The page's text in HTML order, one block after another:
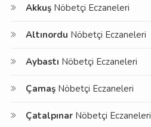
Akkuş Nöbetçi Eczaneleri
Altınordu Nöbetçi Eczaneleri
Aybastı Nöbetçi Eczaneleri
Çamaş Nöbetçi Eczaneleri
Çatalpınar Nöbetçi Eczaneleri